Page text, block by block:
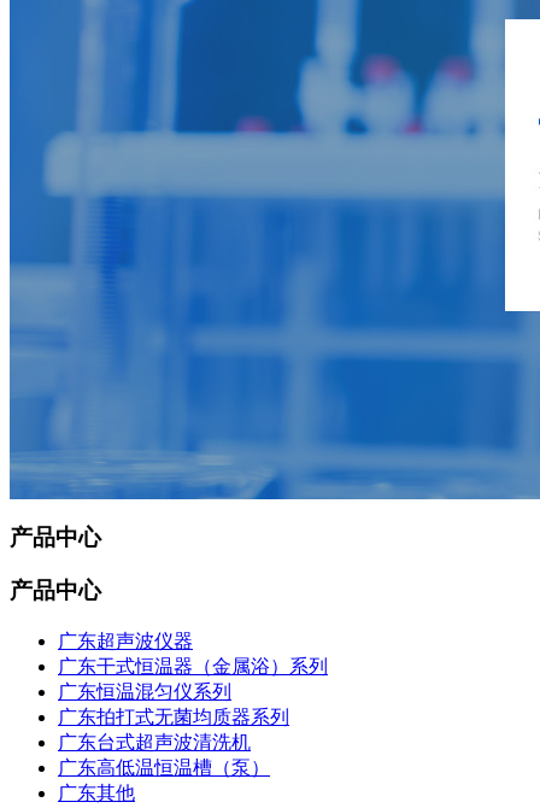
产品中心
产品中心
广东超声波仪器
广东干式恒温器（金属浴）系列
广东恒温混匀仪系列
广东拍打式无菌均质器系列
广东台式超声波清洗机
广东高低温恒温槽（泵）
广东其他